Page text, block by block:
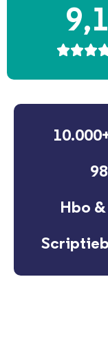
9,1

Hbo